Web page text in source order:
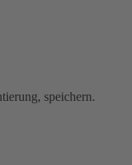
speichern.